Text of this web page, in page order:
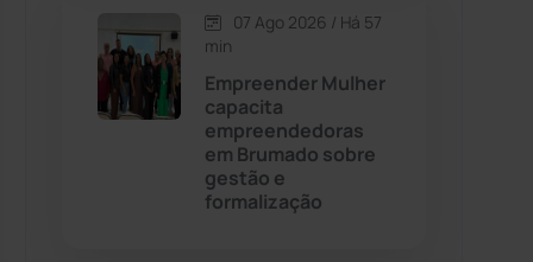
Caturama
Chapada Diamantina
07 Ago 2026 / Há 57
min
Empreender Mulher
capacita
empreendedoras
em Brumado sobre
gestão e
formalização